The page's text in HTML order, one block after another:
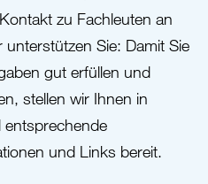
zu Fachleuten an
Sie: Damit Sie
gut erfüllen und
stellen wir Ihnen in
entsprechende
und Links bereit.